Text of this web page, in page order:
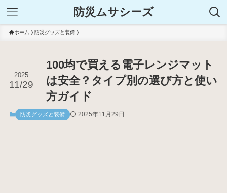
防災ムサシーズ
ホーム 防災グッズと装備
100均で買える電子レンジマット
は安全？タイプ別の選び方と使い
方ガイド
2025
11/29
防災グッズと装備 2025年11月29日